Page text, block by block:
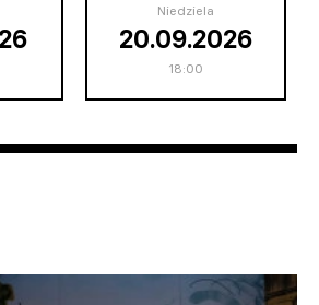
Niedziela
20.09.2026
18:00